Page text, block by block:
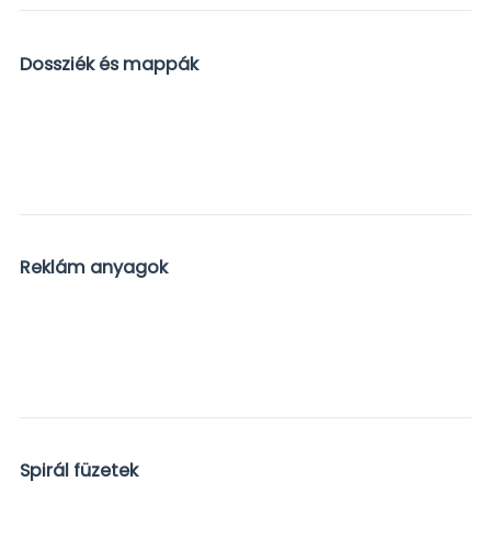
Dossziék és mappák
Reklám anyagok
Spirál füzetek